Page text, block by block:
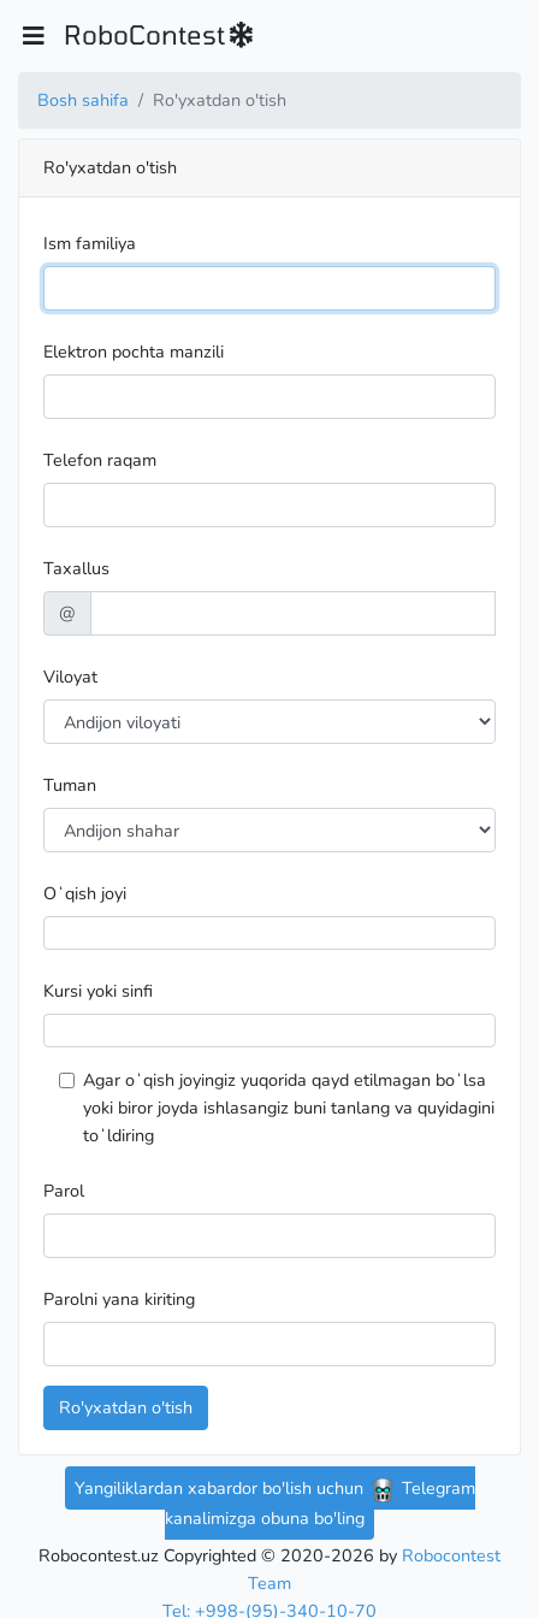
RoboContest
Bosh sahifa Ro'yxatdan o'tish
Ro'yxatdan o'tish
Ism familiya
Elektron pochta manzili
Telefon raqam
Taxallus
@
Viloyat
Tuman
Oʻqish joyi
Kursi yoki sinfi
Agar oʻqish joyingiz yuqorida qayd etilmagan boʻlsa
yoki biror joyda ishlasangiz buni tanlang va quyidagini
toʻldiring
Parol
Parolni yana kiriting
Ro'yxatdan o'tish
Yangiliklardan xabardor bo'lish uchun
Telegram
kanalimizga obuna bo'ling
Robocontest.uz Copyrighted © 2020-2026 by Robocontest
Team
Tel: +998-(95)-340-10-70